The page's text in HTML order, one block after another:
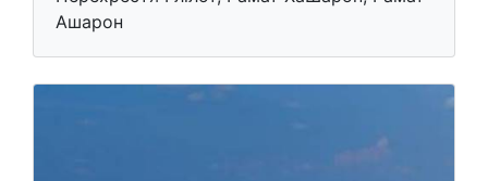
Ашарон